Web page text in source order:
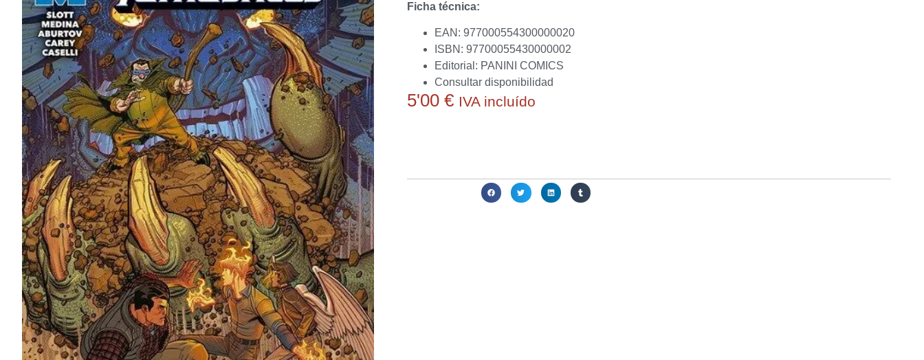
Ficha técnica:
EAN: 977000554300000020
ISBN: 97700055430000002
Editorial: PANINI COMICS
Consultar disponibilidad
5'00 € IVA incluído